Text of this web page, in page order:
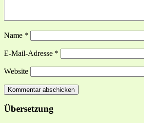
Name *
E-Mail-Adresse *
Website
Übersetzung